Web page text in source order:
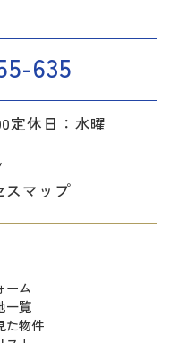
635
定休日：水曜
スマップ
ーム
一覧
た物件